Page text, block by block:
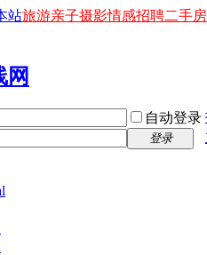
站旅游亲子摄影情感招聘二手房
自动登录
登录